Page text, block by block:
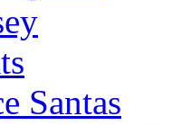
Santas